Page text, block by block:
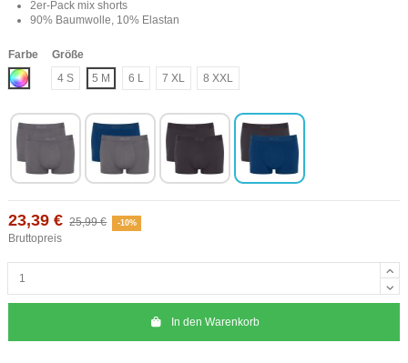
2er-Pack mix shorts
90% Baumwolle, 10% Elastan
Farbe
Mix
Größe
4 S
5 M 6 L 7 XL 8 XXL
23,39 € 25,99 € -10%
Bruttopreis
In den Warenkorb